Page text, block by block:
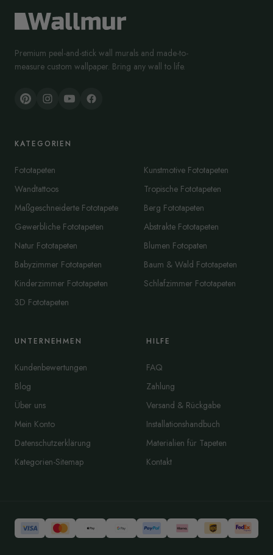
Premium peel-and-stick wall murals and made-to-
measure custom wallpaper. Bring any wall to life.
KATEGORIEN
Fototapeten
Wandtattoos
Maßgeschneiderte Fototapete
Gewerbliche Fototapeten
Natur Fototapeten
Babyzimmer Fototapeten
Kinderzimmer Fototapeten
3D Fototapeten
Kunstmotive Fototapeten
Tropische Fototapeten
Berg Fototapeten
Abstrakte Fototapeten
Blumen Fotopaten
Baum & Wald Fototapeten
Schlafzimmer Fototapeten
UNTERNEHMEN
Kundenbewertungen
Blog
Über uns
Mein Konto
Datenschutzerklärung
Kategorien-Sitemap
HILFE
FAQ
Zahlung
Versand & Rückgabe
Installationshandbuch
Materialien für Tapeten
Kontakt